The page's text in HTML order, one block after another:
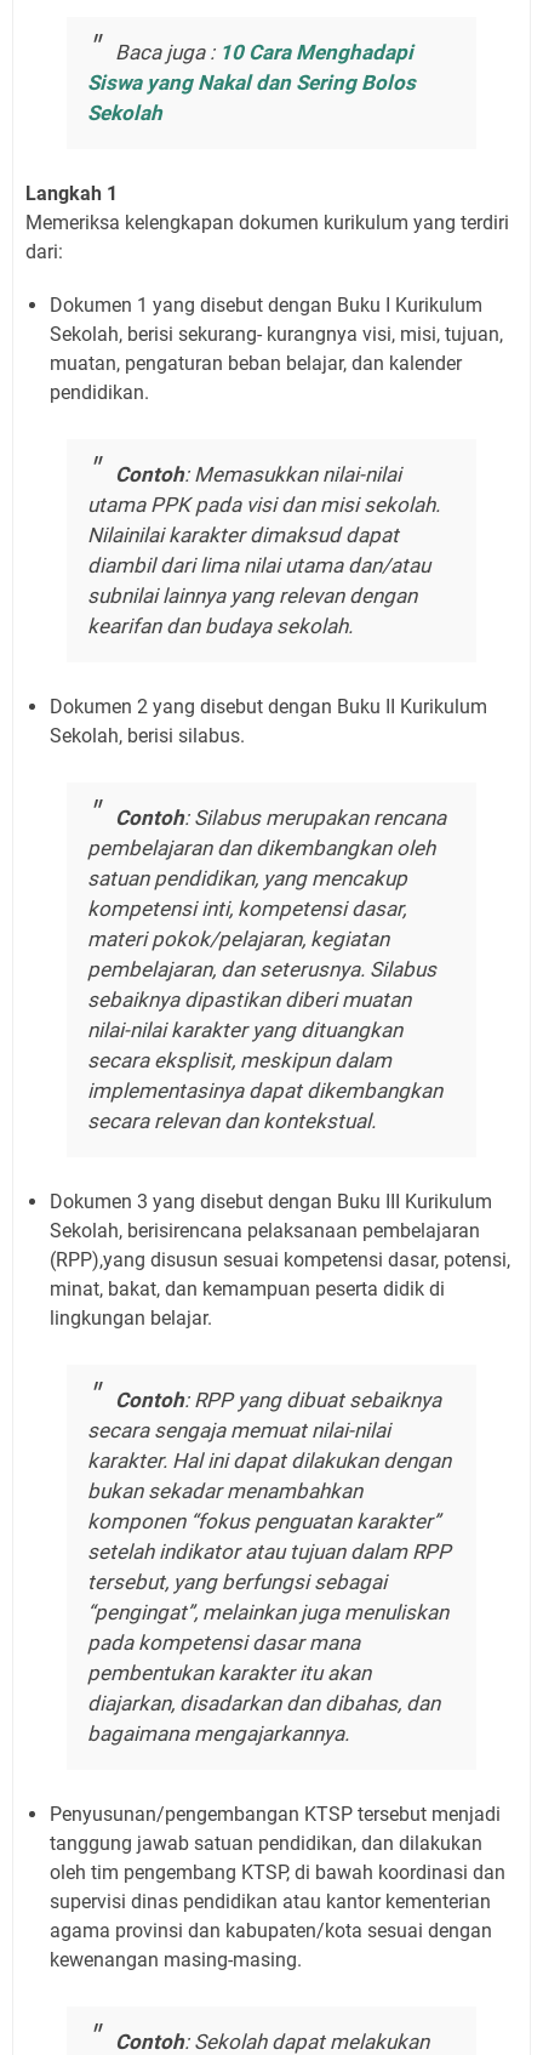
Baca juga : 10 Cara Menghadapi
Siswa yang Nakal dan Sering Bolos
Sekolah
Langkah 1
Memeriksa kelengkapan dokumen kurikulum yang terdiri
dari:
Dokumen 1 yang disebut dengan Buku I Kurikulum
Sekolah, berisi sekurang- kurangnya visi, misi, tujuan,
muatan, pengaturan beban belajar, dan kalender
pendidikan.
Contoh: Memasukkan nilai-nilai
utama PPK pada visi dan misi sekolah.
Nilainilai karakter dimaksud dapat
diambil dari lima nilai utama dan/atau
subnilai lainnya yang relevan dengan
kearifan dan budaya sekolah.
Dokumen 2 yang disebut dengan Buku II Kurikulum
Sekolah, berisi silabus.
Contoh: Silabus merupakan rencana
pembelajaran dan dikembangkan oleh
satuan pendidikan, yang mencakup
kompetensi inti, kompetensi dasar,
materi pokok/pelajaran, kegiatan
pembelajaran, dan seterusnya. Silabus
sebaiknya dipastikan diberi muatan
nilai-nilai karakter yang dituangkan
secara eksplisit, meskipun dalam
implementasinya dapat dikembangkan
secara relevan dan kontekstual.
Dokumen 3 yang disebut dengan Buku III Kurikulum
Sekolah, berisirencana pelaksanaan pembelajaran
(RPP),yang disusun sesuai kompetensi dasar, potensi,
minat, bakat, dan kemampuan peserta didik di
lingkungan belajar.
Contoh: RPP yang dibuat sebaiknya
secara sengaja memuat nilai-nilai
karakter. Hal ini dapat dilakukan dengan
bukan sekadar menambahkan
komponen “fokus penguatan karakter”
setelah indikator atau tujuan dalam RPP
tersebut, yang berfungsi sebagai
“pengingat”, melainkan juga menuliskan
pada kompetensi dasar mana
pembentukan karakter itu akan
diajarkan, disadarkan dan dibahas, dan
bagaimana mengajarkannya.
Penyusunan/pengembangan KTSP tersebut menjadi
tanggung jawab satuan pendidikan, dan dilakukan
oleh tim pengembang KTSP, di bawah koordinasi dan
supervisi dinas pendidikan atau kantor kementerian
agama provinsi dan kabupaten/kota sesuai dengan
kewenangan masing-masing.
Contoh: Sekolah dapat melakukan